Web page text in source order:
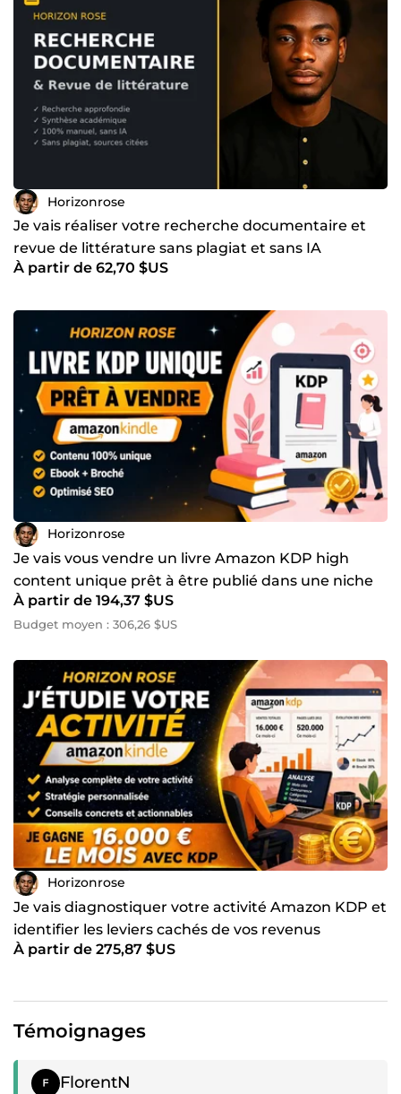
Horizonrose
Je vais réaliser votre recherche documentaire et
revue de littérature sans plagiat et sans IA
À partir de 62,70 $US
Horizonrose
Je vais vous vendre un livre Amazon KDP high
content unique prêt à être publié dans une niche
rentable
À partir de 194,37 $US
Budget moyen : 306,26 $US
Horizonrose
Je vais diagnostiquer votre activité Amazon KDP et
identifier les leviers cachés de vos revenus
À partir de 275,87 $US
Témoignages
Témoignage positif
FlorentN